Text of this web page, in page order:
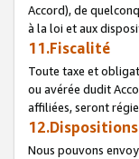
Accord), de
à la loi et aux
11.Fiscalité
Toute taxe et
ou avérée dudit
affiliées, seront
Nous pouvons